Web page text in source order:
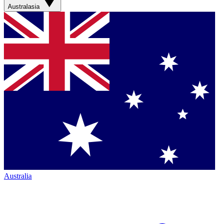
Australasia
Australia